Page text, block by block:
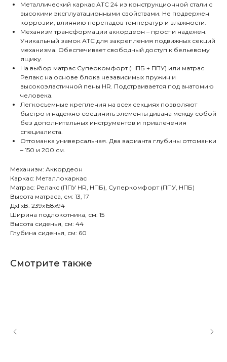
Металлический каркас АТС 24 из конструкционной стали с
высокими эксплуатационными свойствами. Не подвержен
коррозии, влиянию перепадов температур и влажности.
Механизм трансформации аккордеон – прост и надежен.
Уникальный замок АТС для закрепления подвижных секций
механизма. Обеспечивает свободный доступ к бельевому
ящику.
На выбор матрас Суперкомфорт (НПБ + ППУ) или матрас
Релакс на основе блока независимых пружин и
высокоэластичной пены HR. Подстраивается под анатомию
человека.
Легкосъемные крепления на всех секциях позволяют
быстро и надежно соединить элементы дивана между собой
без дополнительных инструментов и привлечения
специалиста.
Оттоманка универсальная. Два варианта глубины оттоманки
– 150 и 200 см.
Механизм: Аккордеон
Каркас: Металлокаркас
Матрас: Релакс (ППУ HR, НПБ), Суперкомфорт (ППУ, НПБ)
Высота матраса, см: 13, 17
ДхГхВ: 239х158х94
Ширина подлокотника, см: 15
Высота сиденья, см: 44
Глубина сиденья, см: 60
Смотрите также
Продуктовые
линейки
Лучшие диваны во всех салонах
Rivalli